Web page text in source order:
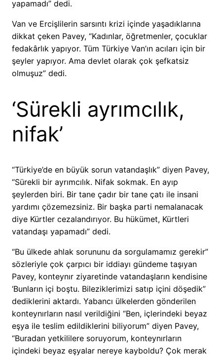
yapamadı” dedi.
Van ve Ercişlilerin sarsıntı krizi içinde yaşadıklarına
dikkat çeken Pavey, “Kadınlar, öğretmenler, çocuklar
fedakârlık yapıyor. Tüm Türkiye Van’ın acıları için bir
şeyler yapıyor. Ama devlet olarak çok şefkatsiz
olmuşuz” dedi.
‘Sürekli ayrımcılık,
nifak’
“Türkiye’de en büyük sorun vatandaşlık” diyen Pavey,
“Sürekli bir ayrımcılık. Nifak sokmak. En ayıp
şeylerden biri. Bir tane çadır bir tane çatı ile insani
yardımı çözemezsiniz. Bir başka parti nemalanacak
diye Kürtler cezalandırıyor. Bu hükümet, Kürtleri
vatandaşı yapamadı” dedi.
“Bu ülkede ahlak sorununu da sorgulamamız gerekir”
sözleriyle çok çarpıcı bir iddiayı gündeme taşıyan
Pavey, konteynır ziyaretinde vatandaşların kendisine
‘Bunların içi boştu. Bileziklerimizi satıp içini döşedik”
dediklerini aktardı. Yabancı ülkelerden gönderilen
konteynırların nasıl verildiğini “Ben, içlerindeki beyaz
eşya ile teslim edildiklerini biliyorum” diyen Pavey,
“Buradan yetkililere soruyorum, konteynırların
içindeki beyaz eşyalar nereye kayboldu? Çok merak